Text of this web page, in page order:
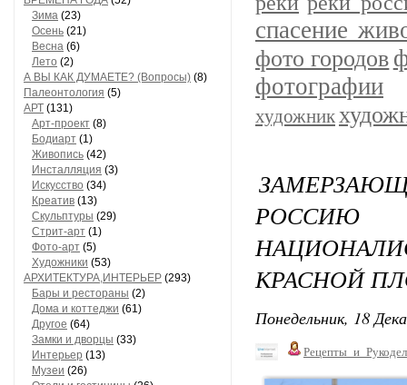
Зима (23)
Осень (21)
Весна (6)
Лето (2)
А ВЫ КАК ДУМАЕТЕ? (Вопросы) (8)
Палеонтология (5)
АРТ (131)
Арт-проект (8)
Бодиарт (1)
Живопись (42)
Инсталляция (3)
Искусство (34)
Креатив (13)
Скульптуры (29)
Стрит-арт (1)
Фото-арт (5)
Художники (53)
АРХИТЕКТУРА,ИНТЕРЬЕР (293)
Бары и рестораны (2)
Дома и коттеджи (61)
Другое (64)
Замки и дворцы (33)
Интерьер (13)
Музеи (26)
спасение
фото городов
фотографии
художник
КРАСНОЙ
Понедельник, 18